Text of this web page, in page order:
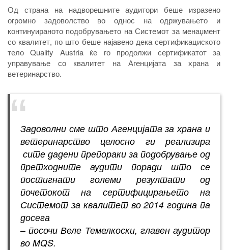
Од страна на надворешните аудитори беше изразено
огромно задоволство во однос на одржувањето и
континуираното подобрувањето на Системот за менаџмент
со квалитет, по што беше најавено дека сертификациското
тело Quality Austria ќе го продолжи сертификатот за
управување со квалитет на Агенцијата за храна и
ветеринарство.
Задоволни сме што Агенцијата за храна и
ветеринарство целосно ги реализира
сите дадени препораки за подобрување од
претходните аудити поради што се
постигнати големи резултати од
почетокот на сертифицирањето на
Системот за квалитет во 2014 година па
досега
– посочи Веле Темелкоски, главен аудитор
во MQS.